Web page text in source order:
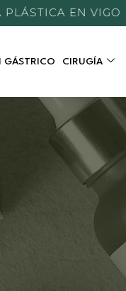
EN VIGO
GÁSTRICO CIRUGÍA